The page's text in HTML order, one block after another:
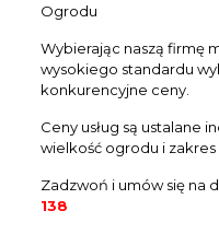
Ogrodu
Wybierając naszą firmę
wysokiego standardu
konkurencyjne ceny.
Ceny usług są ustalane
wielkość ogrodu i zakres
Zadzwoń i umów się na
138